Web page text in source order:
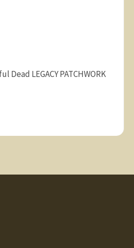
Dead LEGACY PATCHWORK